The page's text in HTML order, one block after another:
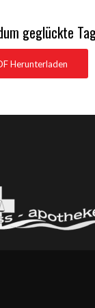
geglückte
Herunterladen